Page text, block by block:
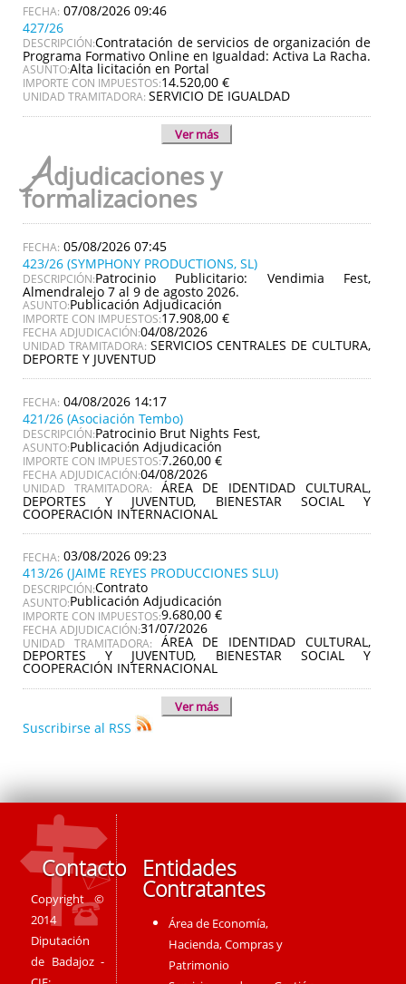
07/08/2026 09:46
427/26
DESCRIPCIÓN:Contratación de servicios de organización de
Programa Formativo Online en Igualdad: Activa La Racha.
ASUNTO:Alta licitación en Portal
IMPORTE CON IMPUESTOS:14.520,00 €
UNIDAD TRAMITADORA: SERVICIO DE IGUALDAD
Ver más
Adjudicaciones y
formalizaciones
05/08/2026 07:45
423/26 (SYMPHONY PRODUCTIONS, SL)
DESCRIPCIÓN:Patrocinio Publicitario: Vendimia Fest,
Almendralejo 7 al 9 de agosto 2026.
ASUNTO:Publicación Adjudicación
IMPORTE CON IMPUESTOS:17.908,00 €
FECHA ADJUDICACIÓN:04/08/2026
UNIDAD TRAMITADORA: SERVICIOS CENTRALES DE CULTURA,
DEPORTE Y JUVENTUD
04/08/2026 14:17
421/26 (Asociación Tembo)
DESCRIPCIÓN:Patrocinio Brut Nights Fest,
ASUNTO:Publicación Adjudicación
IMPORTE CON IMPUESTOS:7.260,00 €
FECHA ADJUDICACIÓN:04/08/2026
UNIDAD TRAMITADORA: ÁREA DE IDENTIDAD CULTURAL,
DEPORTES Y JUVENTUD, BIENESTAR SOCIAL Y
COOPERACIÓN INTERNACIONAL
03/08/2026 09:23
413/26 (JAIME REYES PRODUCCIONES SLU)
DESCRIPCIÓN:Contrato
ASUNTO:Publicación Adjudicación
IMPORTE CON IMPUESTOS:9.680,00 €
FECHA ADJUDICACIÓN:31/07/2026
UNIDAD TRAMITADORA: ÁREA DE IDENTIDAD CULTURAL,
DEPORTES Y JUVENTUD, BIENESTAR SOCIAL Y
COOPERACIÓN INTERNACIONAL
Ver más
Suscribirse al RSS
Contacto
Copyright ©
2014
Diputación
de Badajoz -
Entidades
Contratantes
Área de Economía,
Hacienda, Compras y
Patrimonio